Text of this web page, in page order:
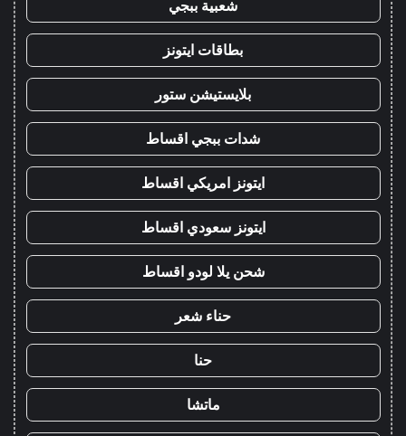
شعبية ببجي
بطاقات ايتونز
بلايستيشن ستور
شدات ببجي اقساط
ايتونز امريكي اقساط
ايتونز سعودي اقساط
شحن يلا لودو اقساط
حناء شعر
حنا
ماتشا